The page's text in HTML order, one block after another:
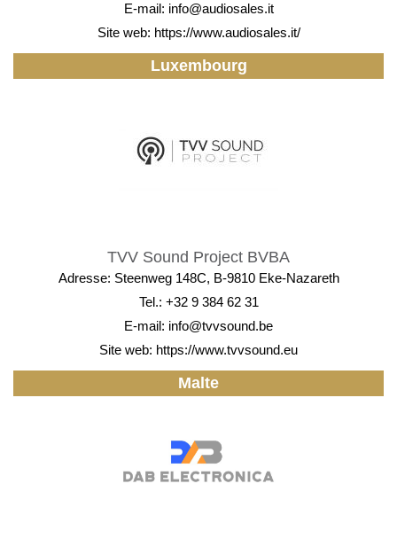
E-mail: info@audiosales.it
Site web: https://www.audiosales.it/
Luxembourg
TVV Sound Project BVBA
Adresse: Steenweg 148C, B-9810 Eke-Nazareth
Tel.: +32 9 384 62 31
E-mail: info@tvvsound.be
Site web: https://www.tvvsound.eu
Malte